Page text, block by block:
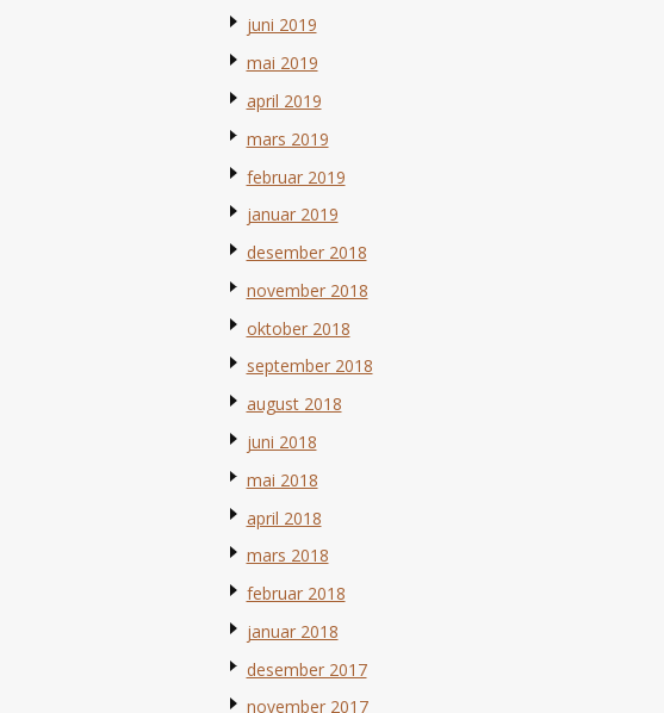
juni 2019
mai 2019
april 2019
mars 2019
februar 2019
januar 2019
desember 2018
november 2018
oktober 2018
september 2018
august 2018
juni 2018
mai 2018
april 2018
mars 2018
februar 2018
januar 2018
desember 2017
november 2017